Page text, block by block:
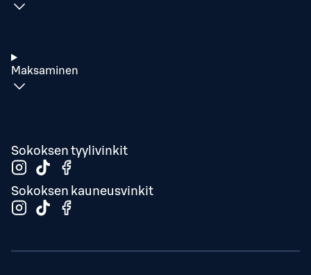
Maksaminen
Sokoksen tyylivinkit
Sokoksen kauneusvinkit